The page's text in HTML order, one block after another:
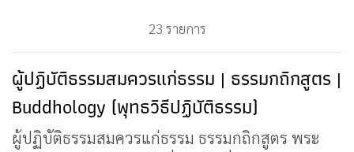
23 รายการ
ผู้ปฏิบัติธรรมสมควรแก่ธรรม | ธรรมกถิกสูตร |
Buddhology (พุทธวิธีปฏิบัติธรรม)
ผู้ปฏิบัติธรรมสมควรแก่ธรรม ธรรมกถิกสูตร พระ